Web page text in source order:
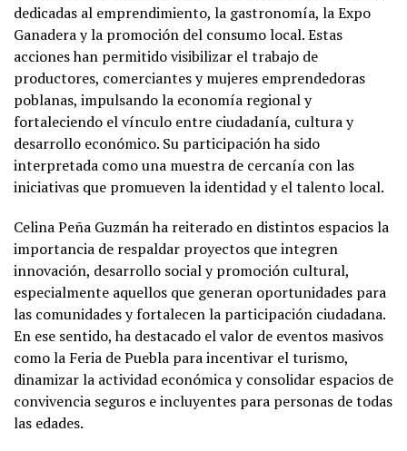
dedicadas al emprendimiento, la gastronomía, la Expo
Ganadera y la promoción del consumo local. Estas
acciones han permitido visibilizar el trabajo de
productores, comerciantes y mujeres emprendedoras
poblanas, impulsando la economía regional y
fortaleciendo el vínculo entre ciudadanía, cultura y
desarrollo económico. Su participación ha sido
interpretada como una muestra de cercanía con las
iniciativas que promueven la identidad y el talento local.
Celina Peña Guzmán ha reiterado en distintos espacios la
importancia de respaldar proyectos que integren
innovación, desarrollo social y promoción cultural,
especialmente aquellos que generan oportunidades para
las comunidades y fortalecen la participación ciudadana.
En ese sentido, ha destacado el valor de eventos masivos
como la Feria de Puebla para incentivar el turismo,
dinamizar la actividad económica y consolidar espacios de
convivencia seguros e incluyentes para personas de todas
las edades.